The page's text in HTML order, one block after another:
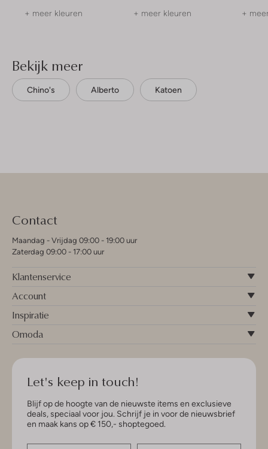
+ meer kleuren + meer kleuren +
Bekijk meer
Chino's Alberto Katoen
Contact
Maandag - Vrijdag 09:00 - 19:00 uur
Zaterdag 09:00 - 17:00 uur
Klantenservice
Account
Inspiratie
Omoda
Let's keep in touch!
Blijf op de hoogte van de nieuwste items en exclusieve
deals, speciaal voor jou. Schrijf je in voor de nieuwsbrief
en maak kans op € 150,- shoptegoed.